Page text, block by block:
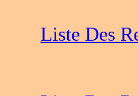
Liste Des